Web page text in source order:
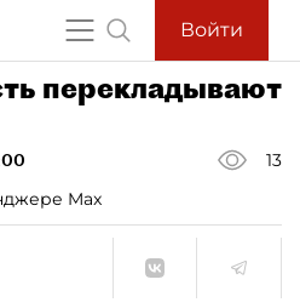
Войти
перекладывают
13
Max